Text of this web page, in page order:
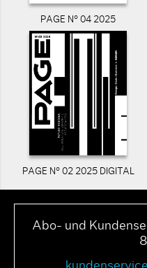
PAGE N° 04 2025
PAGE N° 02 2025 DIGITAL
Abo- und